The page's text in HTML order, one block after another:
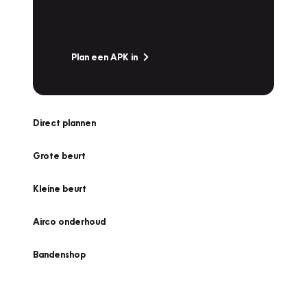
Plan een APK in
Direct plannen
Grote beurt
Kleine beurt
Airco onderhoud
Bandenshop